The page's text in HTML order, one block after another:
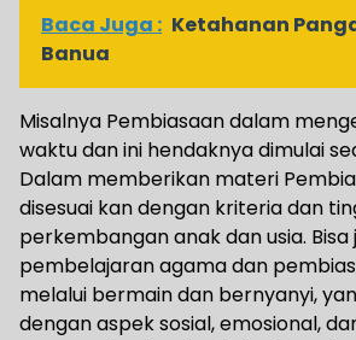
Baca Juga : Ketahanan
Banua
Misalnya Pembiasaan dalam
waktu dan ini hendaknya dimulai
Dalam memberikan materi
disesuai kan dengan kriteria dan
perkembangan anak dan usia. Bisa
pembelajaran agama dan
melalui bermain dan bernyanyi,
dengan aspek sosial, emosional,